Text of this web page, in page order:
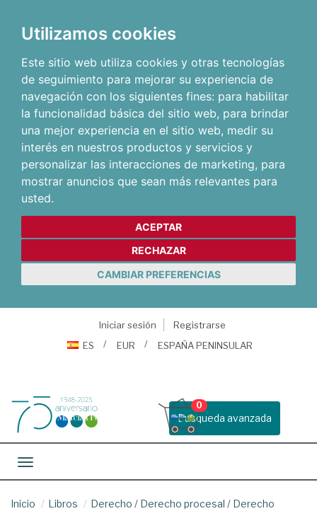
Utilizamos cookies
Este sitio web utiliza cookies y otras tecnologías
de seguimiento para mejorar su experiencia de
navegación con los siguientes fines: para habilitar
la funcionalidad básica del sitio web, para brindar
una mejor experiencia en el sitio web, medir su
interés en nuestros productos y servicios y
personalizar las interacciones de marketing, para
mostrar anuncios que sean más relevantes para
usted.
ACEPTAR
RECHAZAR
CAMBIAR PREFERENCIAS
Iniciar sesión
Registrarse
ES
EUR ESPAÑA PENINSULAR
Busqueda avanzada
0
Toggle navigation
Inicio Libros Derecho / Derecho procesal / Derecho